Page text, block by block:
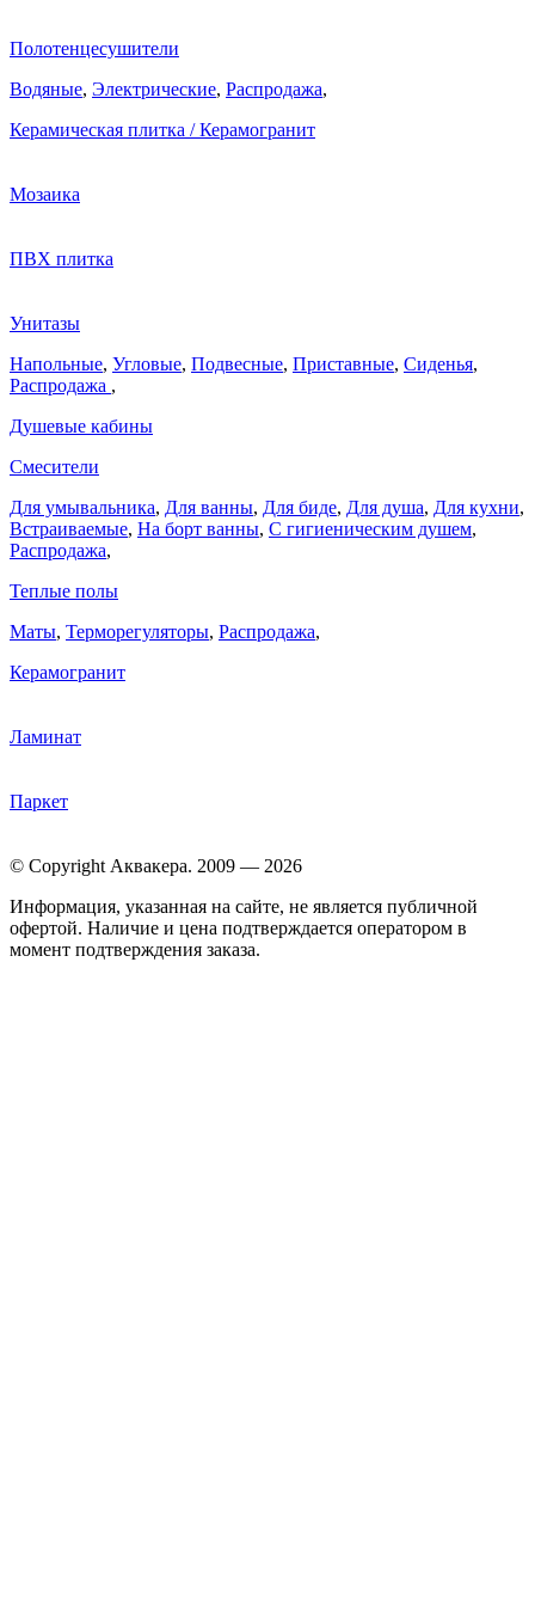
Полотенцесушители
Водяные, Электрические, Распродажа,
Керамическая плитка / Керамогранит
Мозаика
ПВХ плитка
Унитазы
Напольные, Угловые, Подвесные, Приставные, Сиденья,
Распродажа ,
Душевые кабины
Смесители
Для умывальника, Для ванны, Для биде, Для душа, Для кухни,
Встраиваемые, На борт ванны, C гигиеническим душем,
Распродажа,
Теплые полы
Маты, Терморегуляторы, Распродажа,
Керамогранит
Ламинат
Паркет
© Copyright Аквакера. 2009 — 2026
Информация, указанная на сайте, не является публичной
офертой. Наличие и цена подтверждается оператором в
момент подтверждения заказа.